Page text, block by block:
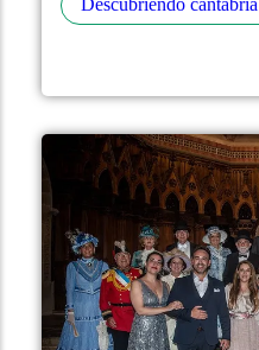
Descubriendo cantabria